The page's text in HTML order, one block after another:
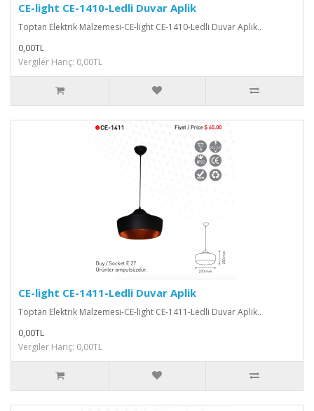
CE-light CE-1410-Ledli Duvar Aplik
Toptan Elektrik Malzemesi-CE-light CE-1410-Ledli Duvar Aplik..
0,00TL
Vergiler Hariç: 0,00TL
CE-light CE-1411-Ledli Duvar Aplik
Toptan Elektrik Malzemesi-CE-light CE-1411-Ledli Duvar Aplik..
0,00TL
Vergiler Hariç: 0,00TL